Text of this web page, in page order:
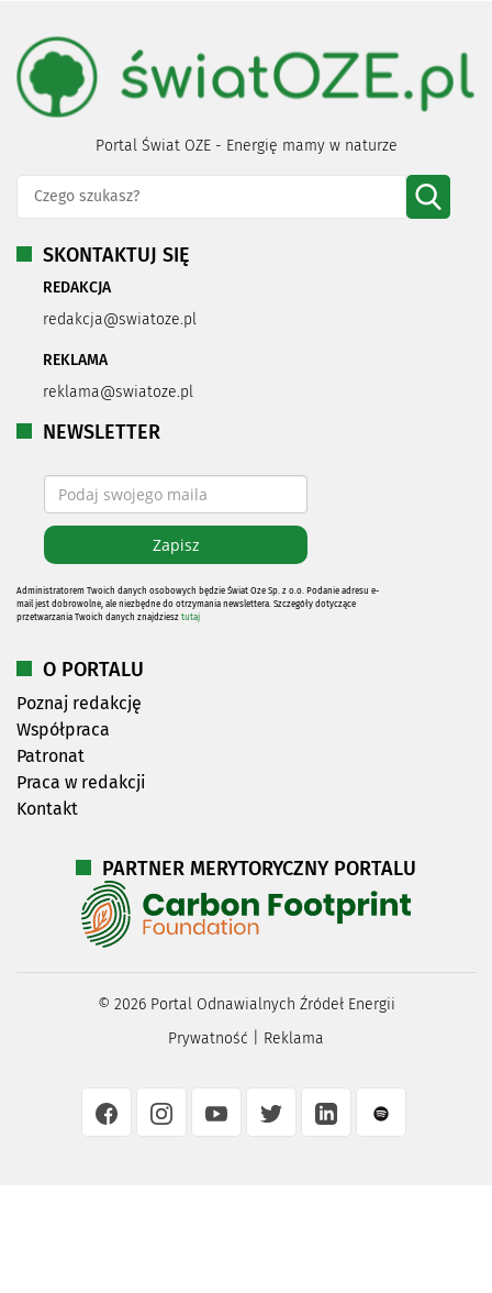
Portal Świat OZE - Energię mamy w naturze
SKONTAKTUJ SIĘ
REDAKCJA
redakcja@swiatoze.pl
REKLAMA
reklama@swiatoze.pl
NEWSLETTER
Administratorem Twoich danych osobowych będzie Świat Oze Sp. z o.o. Podanie adresu e-
mail jest dobrowolne, ale niezbędne do otrzymania newslettera. Szczegóły dotyczące
przetwarzania Twoich danych znajdziesz tutaj
O PORTALU
Poznaj redakcję
Współpraca
Patronat
Praca w redakcji
Kontakt
PARTNER MERYTORYCZNY PORTALU
© 2026Portal Odnawialnych Źródeł Energii
Prywatność
Reklama